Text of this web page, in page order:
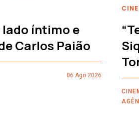
lado íntimo e
Carlos Paião
06 Ago 2026